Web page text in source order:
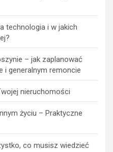
technologia i w jakich
– jak zaplanować
i generalnym remoncie
nieruchomości
życiu – Praktyczne
co musisz wiedzieć